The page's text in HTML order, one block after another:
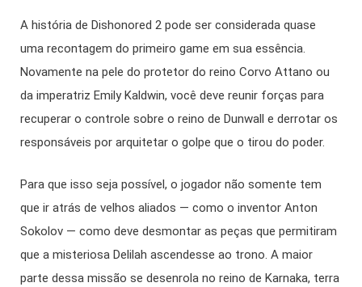
A história de Dishonored 2 pode ser considerada quase
uma recontagem do primeiro game em sua essência.
Novamente na pele do protetor do reino Corvo Attano ou
da imperatriz Emily Kaldwin, você deve reunir forças para
recuperar o controle sobre o reino de Dunwall e derrotar os
responsáveis por arquitetar o golpe que o tirou do poder.
Para que isso seja possível, o jogador não somente tem
que ir atrás de velhos aliados — como o inventor Anton
Sokolov — como deve desmontar as peças que permitiram
que a misteriosa Delilah ascendesse ao trono. A maior
parte dessa missão se desenrola no reino de Karnaka, terra